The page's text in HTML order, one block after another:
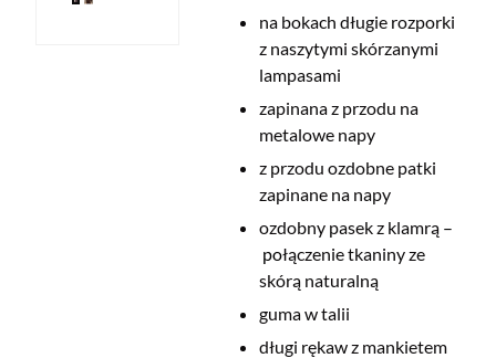
na bokach długie rozporki
z naszytymi skórzanymi
lampasami
zapinana z przodu na
metalowe napy
z przodu ozdobne patki
zapinane na napy
ozdobny pasek z klamrą –
połączenie tkaniny ze
skórą naturalną
guma w talii
długi rękaw z mankietem